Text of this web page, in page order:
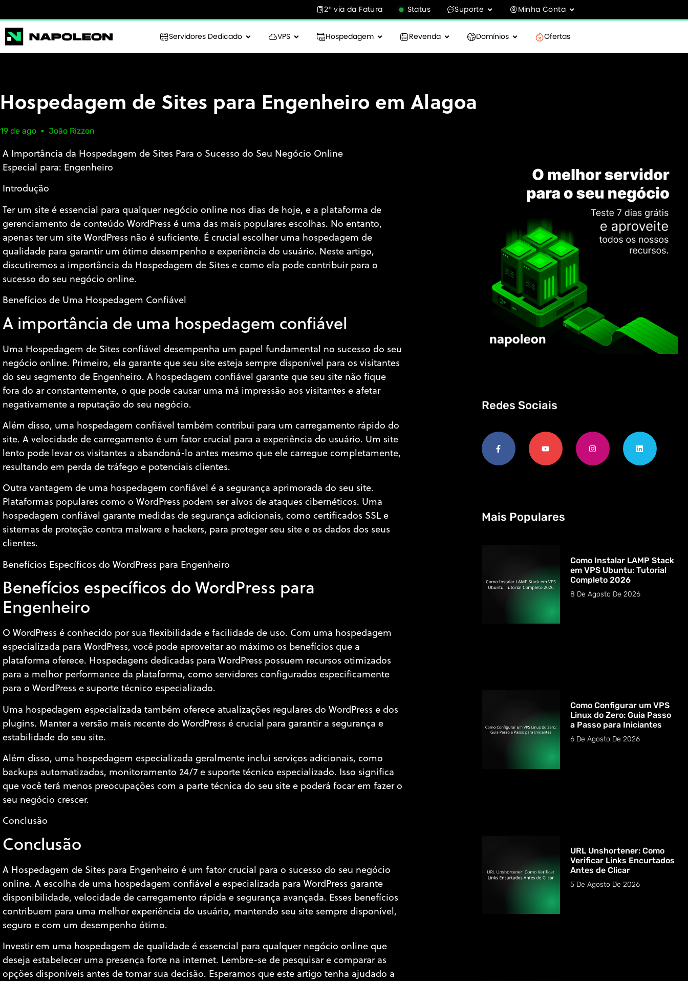
2° via da Fatura Status Suporte Minha Conta
Servidores Dedicado VPS Hospedagem Revenda Domínios Ofertas
Hospedagem de Sites para Engenheiro em Alagoa
19 de ago João Rizzon
A Importância da Hospedagem de Sites Para o Sucesso do Seu Negócio Online
Especial para: Engenheiro
Introdução
Ter um site é essencial para qualquer negócio online nos dias de hoje, e a plataforma de
gerenciamento de conteúdo WordPress é uma das mais populares escolhas. No entanto,
apenas ter um site WordPress não é suficiente. É crucial escolher uma hospedagem de
qualidade para garantir um ótimo desempenho e experiência do usuário. Neste artigo,
discutiremos a importância da Hospedagem de Sites e como ela pode contribuir para o
sucesso do seu negócio online.
Benefícios de Uma Hospedagem Confiável
A importância de uma hospedagem confiável
Uma Hospedagem de Sites confiável desempenha um papel fundamental no sucesso do seu
negócio online. Primeiro, ela garante que seu site esteja sempre disponível para os visitantes
do seu segmento de Engenheiro. A hospedagem confiável garante que seu site não fique
fora do ar constantemente, o que pode causar uma má impressão aos visitantes e afetar
negativamente a reputação do seu negócio.
Além disso, uma hospedagem confiável também contribui para um carregamento rápido do
site. A velocidade de carregamento é um fator crucial para a experiência do usuário. Um site
lento pode levar os visitantes a abandoná-lo antes mesmo que ele carregue completamente,
resultando em perda de tráfego e potenciais clientes.
Outra vantagem de uma hospedagem confiável é a segurança aprimorada do seu site.
Plataformas populares como o WordPress podem ser alvos de ataques cibernéticos. Uma
hospedagem confiável garante medidas de segurança adicionais, como certificados SSL e
sistemas de proteção contra malware e hackers, para proteger seu site e os dados dos seus
clientes.
Benefícios Específicos do WordPress para Engenheiro
Benefícios específicos do WordPress para
Engenheiro
O WordPress é conhecido por sua flexibilidade e facilidade de uso. Com uma hospedagem
especializada para WordPress, você pode aproveitar ao máximo os benefícios que a
plataforma oferece. Hospedagens dedicadas para WordPress possuem recursos otimizados
para a melhor performance da plataforma, como servidores configurados especificamente
para o WordPress e suporte técnico especializado.
Uma hospedagem especializada também oferece atualizações regulares do WordPress e dos
plugins. Manter a versão mais recente do WordPress é crucial para garantir a segurança e
estabilidade do seu site.
Além disso, uma hospedagem especializada geralmente inclui serviços adicionais, como
backups automatizados, monitoramento 24/7 e suporte técnico especializado. Isso significa
que você terá menos preocupações com a parte técnica do seu site e poderá focar em fazer o
seu negócio crescer.
Conclusão
Conclusão
A Hospedagem de Sites para Engenheiro é um fator crucial para o sucesso do seu negócio
online. A escolha de uma hospedagem confiável e especializada para WordPress garante
disponibilidade, velocidade de carregamento rápida e segurança avançada. Esses benefícios
contribuem para uma melhor experiência do usuário, mantendo seu site sempre disponível,
seguro e com um desempenho ótimo.
Investir em uma hospedagem de qualidade é essencial para qualquer negócio online que
deseja estabelecer uma presença forte na internet. Lembre-se de pesquisar e comparar as
opções disponíveis antes de tomar sua decisão. Esperamos que este artigo tenha ajudado a
Redes Sociais
Mais Populares
Como Instalar LAMP Stack
em VPS Ubuntu: Tutorial
Completo 2026
8 De Agosto De 2026
Como Configurar um VPS
Linux do Zero: Guia Passo
a Passo para Iniciantes
6 De Agosto De 2026
URL Unshortener: Como
Verificar Links Encurtados
Antes de Clicar
5 De Agosto De 2026